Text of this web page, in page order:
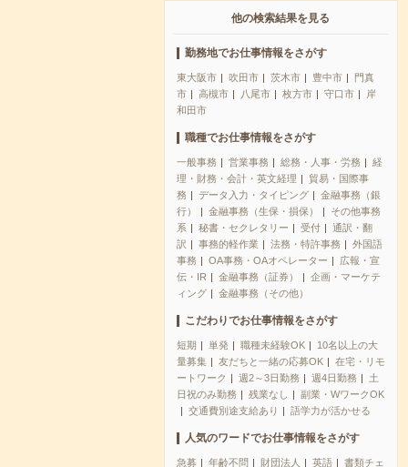
他の検索結果を見る
勤務地でお仕事情報をさがす
東大阪市 吹田市 茨木市 豊中市
門真
市
高槻市 八尾市 枚方市 守口市
岸
和田市
職種でお仕事情報をさがす
一般事務 営業事務 総務・人事・労務
経
理・財務・会計・英文経理
貿易・国際事
務
データ入力・タイピング
金融事務（銀
行）
金融事務（生保・損保）
その他事務
系
秘書・セクレタリー 受付
通訳・翻
訳
事務的軽作業 法務・特許事務
外国語
事務
OA事務・OAオペレーター
広報・宣
伝・IR
金融事務（証券）
企画・マーケテ
ィング
金融事務（その他）
こだわりでお仕事情報をさがす
短期 単発 職種未経験OK
10名以上の大
量募集
友だちと一緒の応募OK
在宅・リモ
ートワーク
週2～3日勤務 週4日勤務
土
日祝のみ勤務
残業なし
副業・WワークOK
交通費別途支給あり
語学力が活かせる
人気のワードでお仕事情報をさがす
急募 年齢不問 財団法人 英語
書類チェ